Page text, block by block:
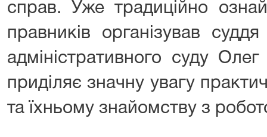
справ. Уже традиційно
правників організував
адміністративного суду
приділяє значну увагу
та їхньому знайомству з